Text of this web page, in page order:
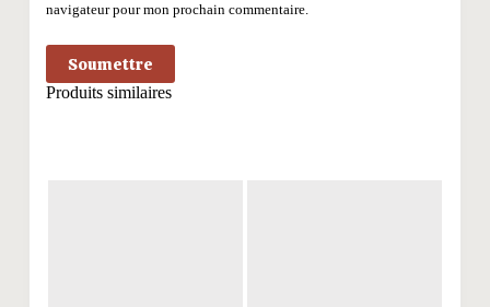
navigateur pour mon prochain commentaire.
Soumettre
Produits similaires